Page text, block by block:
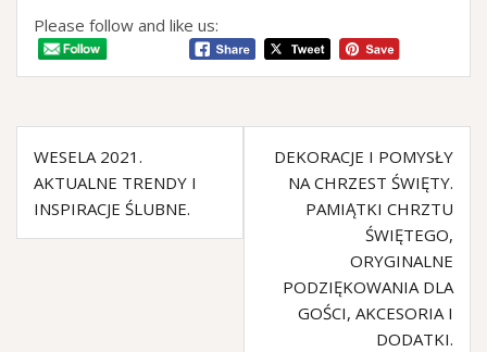
Please follow and like us:
WESELA 2021.
AKTUALNE TRENDY I
INSPIRACJE ŚLUBNE.
DEKORACJE I POMYSŁY
NA CHRZEST ŚWIĘTY.
PAMIĄTKI CHRZTU
ŚWIĘTEGO,
ORYGINALNE
PODZIĘKOWANIA DLA
GOŚCI, AKCESORIA I
DODATKI.